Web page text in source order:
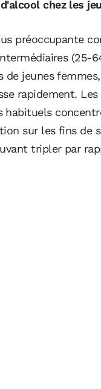
chez les
préoccupante
(25-
de jeunes
rapidement. Les
habituels
sur les fins de
tripler par